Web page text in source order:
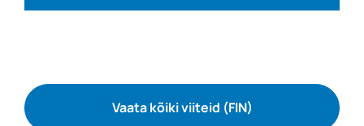
Vaata kõiki viiteid (FIN)